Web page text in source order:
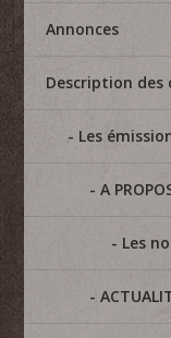
Annonces
Description des
Les
A
Les